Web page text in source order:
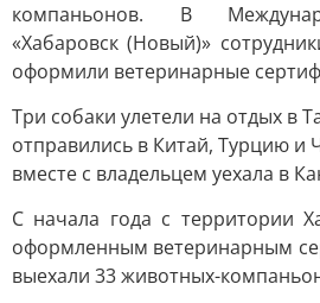
компаньонов. В
«Хабаровск (Новый)»
оформили ветеринарные
Три собаки улетели на отдых в
отправились в Китай, Турцию
вместе с владельцем уехала в
С начала года с территории
оформленным ветеринарным
выехали 33 животных-